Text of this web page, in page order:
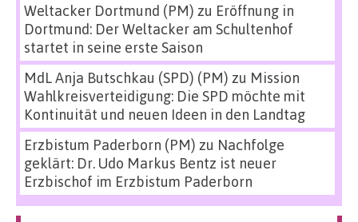
Weltacker Dortmund (PM) zu Eröffnung in
Dortmund: Der Weltacker am Schultenhof
startet in seine erste Saison
MdL Anja Butschkau (SPD) (PM) zu Mission
Wahlkreisverteidigung: Die SPD möchte mit
Kontinuität und neuen Ideen in den Landtag
Erzbistum Paderborn (PM) zu Nachfolge
geklärt: Dr. Udo Markus Bentz ist neuer
Erzbischof im Erzbistum Paderborn